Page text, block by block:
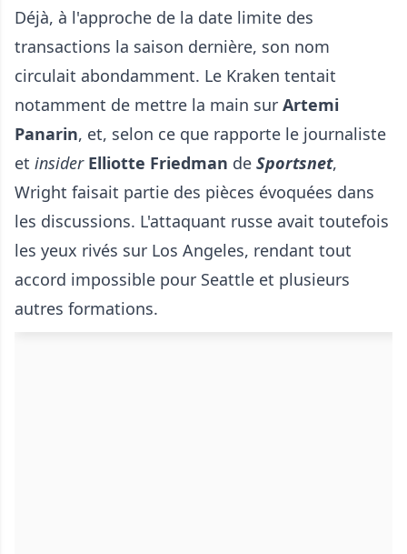
Déjà, à l'approche de la date limite des
transactions la saison dernière, son nom
circulait abondamment. Le Kraken tentait
notamment de mettre la main sur Artemi
Panarin, et, selon ce que rapporte le journaliste
et insider Elliotte Friedman de Sportsnet,
Wright faisait partie des pièces évoquées dans
les discussions. L'attaquant russe avait toutefois
les yeux rivés sur Los Angeles, rendant tout
accord impossible pour Seattle et plusieurs
autres formations.